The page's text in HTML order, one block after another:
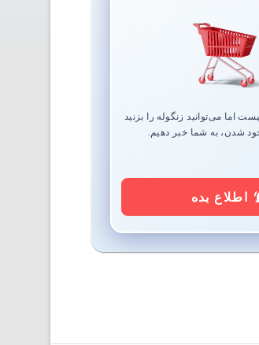
اما می‌توانید زنگوله را بزنید
شدن، به شما خبر دهیم.
اطلاع بده